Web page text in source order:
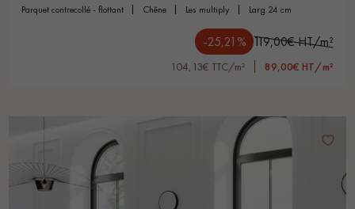
parquet contrecollé - flottant chêne les multiply larg 24 cm
-25,21% 119,00€ HT/m²
104,13€ TTC/m² 89,00€ HT/m²